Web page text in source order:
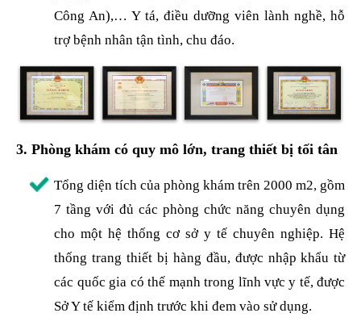
Công An),… Y tá, điều dưỡng viên lành nghề, hỗ
trợ bệnh nhân tận tình, chu đáo.
3. Phòng khám có quy mô lớn, trang thiết bị tối tân
Tổng diện tích của phòng khám trên 2000 m2, gồm
7 tầng với đủ các phòng chức năng chuyên dụng
cho một hệ thống cơ sở y tế chuyên nghiệp. Hệ
thống trang thiết bị hàng đầu, được nhập khẩu từ
các quốc gia có thế mạnh trong lĩnh vực y tế, được
Sở Y tế kiểm định trước khi đem vào sử dụng.